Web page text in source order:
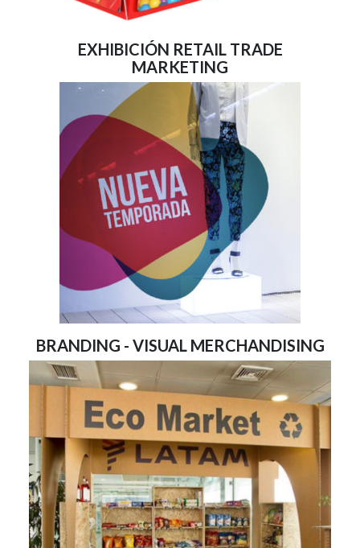
EXHIBICIÓN RETAIL TRADE
MARKETING
BRANDING - VISUAL MERCHANDISING